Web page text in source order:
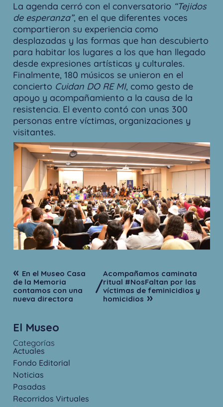
La agenda cerró con el conversatorio “Tejidos
de esperanza”, en el que diferentes voces
compartieron su experiencia como
desplazadas y las formas que han descubierto
para habitar los lugares a los que han llegado
desde expresiones artísticas y culturales.
Finalmente, 180 músicos se unieron en el
concierto Cuidan DO RE MI, como gesto de
apoyo y acompañamiento a la causa de la
resistencia. El evento contó con unas 300
personas entre víctimas, organizaciones y
visitantes.
« En el Museo Casa
de la Memoria
contamos con una
nueva directora
/
Acompañamos caminata
ritual #NosFaltan por las
víctimas de feminicidios y
homicidios»
El Museo
Categorías
Actuales
Fondo Editorial
Noticias
Pasadas
Recorridos Virtuales